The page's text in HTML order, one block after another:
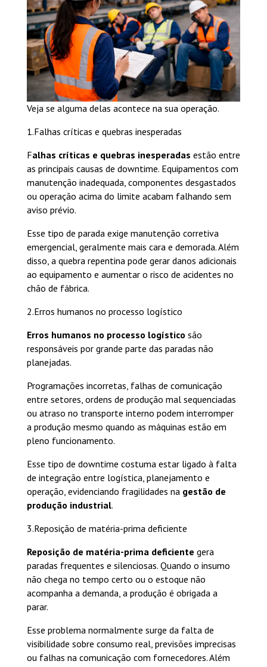
Veja se alguma delas acontece na sua operação.
1.Falhas críticas e quebras inesperadas
Falhas críticas e quebras inesperadas estão entre
as principais causas de downtime. Equipamentos com
manutenção inadequada, componentes desgastados
ou operação acima do limite acabam falhando sem
aviso prévio.
Esse tipo de parada exige manutenção corretiva
emergencial, geralmente mais cara e demorada. Além
disso, a quebra repentina pode gerar danos adicionais
ao equipamento e aumentar o risco de acidentes no
chão de fábrica.
2.Erros humanos no processo logístico
Erros humanos no processo logístico são
responsáveis por grande parte das paradas não
planejadas.
Programações incorretas, falhas de comunicação
entre setores, ordens de produção mal sequenciadas
ou atraso no transporte interno podem interromper
a produção mesmo quando as máquinas estão em
pleno funcionamento.
Esse tipo de downtime costuma estar ligado à falta
de integração entre logística, planejamento e
operação, evidenciando fragilidades na gestão de
produção industrial.
3.Reposição de matéria-prima deficiente
Reposição de matéria-prima deficiente gera
paradas frequentes e silenciosas. Quando o insumo
não chega no tempo certo ou o estoque não
acompanha a demanda, a produção é obrigada a
parar.
Esse problema normalmente surge da falta de
visibilidade sobre consumo real, previsões imprecisas
ou falhas na comunicação com fornecedores. Além